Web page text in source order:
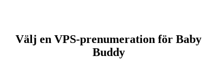
Välj en VPS-prenumeration för Baby
Buddy